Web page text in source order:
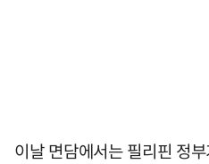
이날 면담에서는 필리핀 정